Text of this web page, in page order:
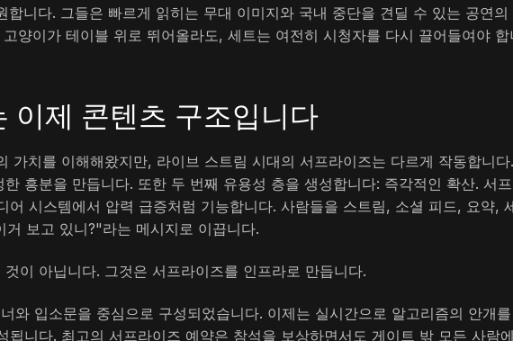
합니다. 그들은 빠르게 읽히는 무대 이미지와 국내 중단을 견딜 수 있는 공연의
양이가 테이블 위로 뛰어올라도, 세트는 여전히 시청자를 다시 끌어들여야 합
이제 콘텐츠 구조입니다
가치를 이해해왔지만, 라이브 스트림 시대의 서프라이즈는 다르게 작동합니다
흥분을 만듭니다. 또한 두 번째 유용성 층을 생성합니다: 즉각적인 확산. 서
어 시스템에서 압력 급증처럼 기능합니다. 사람들을 스트림, 소셜 피드, 요약,
보고 있니?"라는 메시지로 이끕니다.
이 아닙니다. 그것은 서프라이즈를 인프라로 만듭니다.
와 입소문을 중심으로 구성되었습니다. 이제는 실시간으로 알고리즘의 안개
됩니다. 최고의 서프라이즈 예약은 참석을 보상하면서도 게이트 밖 모든 사람